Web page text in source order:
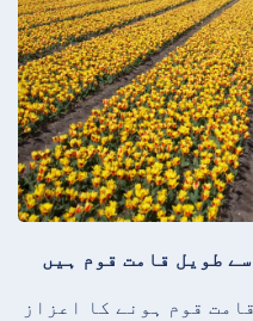
قوم ہونے کا اعزاز